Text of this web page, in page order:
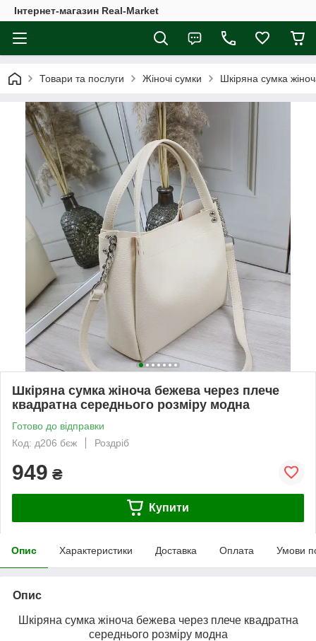
Інтернет-магазин Real-Market
Товари та послуги Жіночі сумки Шкіряна сумка
Шкіряна сумка жіноча бежева через плече
квадратна середнього розміру модна
Готово до відправки
Код: д206 бєж
Роздріб
949 ₴
Купити
Опис Характеристики Доставка Оплата Умови
Опис
Шкіряна сумка жіноча бежева через плече квадратна
середнього розміру модна